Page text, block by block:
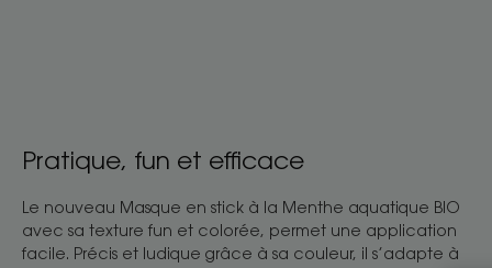
Pratique, fun et efficace
Le nouveau Masque en stick à la Menthe aquatique BIO
avec sa texture fun et colorée, permet une application
facile. Précis et ludique grâce à sa couleur, il s’adapte à